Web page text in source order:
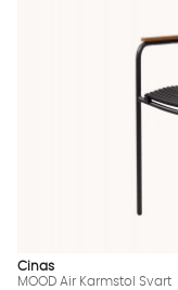
Cinas
MOOD Air Karmstol Svart